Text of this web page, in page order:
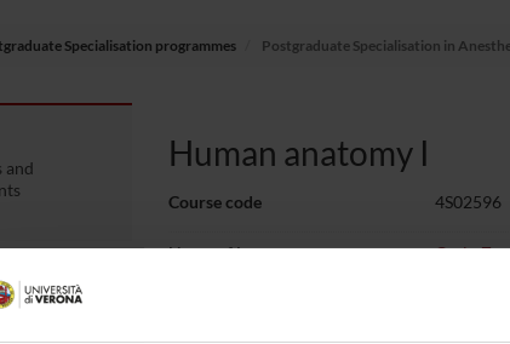
Specialisation programmes Postgraduate Specialisation in
and
Human anatomy I
Course code 4S02596
Name of lecturer Carlo